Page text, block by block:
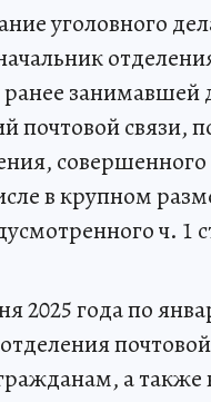
уголовного
занимавшей
почтовой
в крупном
ч. 1
2025 года по
а